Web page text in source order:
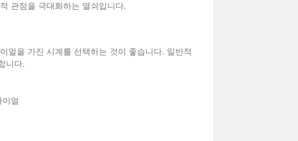
관점을 극대화하는 열쇠입니다.
얼을 가진 시계를 선택하는 것이 좋습니다. 일반적
니다.
얼